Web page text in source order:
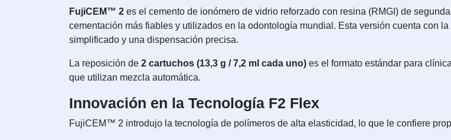
FujiCEM™ 2 es el cemento de ionómero de vidrio reforzado con resina (RMGI) de
cementación más fiables y utilizados en la odontología mundial. Esta versión cuenta con la
simplificado y una dispensación precisa.
La reposición de 2 cartuchos (13,3 g / 7,2 ml cada uno) es el formato estándar para
que utilizan mezcla automática.
Innovación en la Tecnología F2 Flex
FujiCEM™ 2 introdujo la tecnología de polímeros de alta elasticidad, lo que le confiere